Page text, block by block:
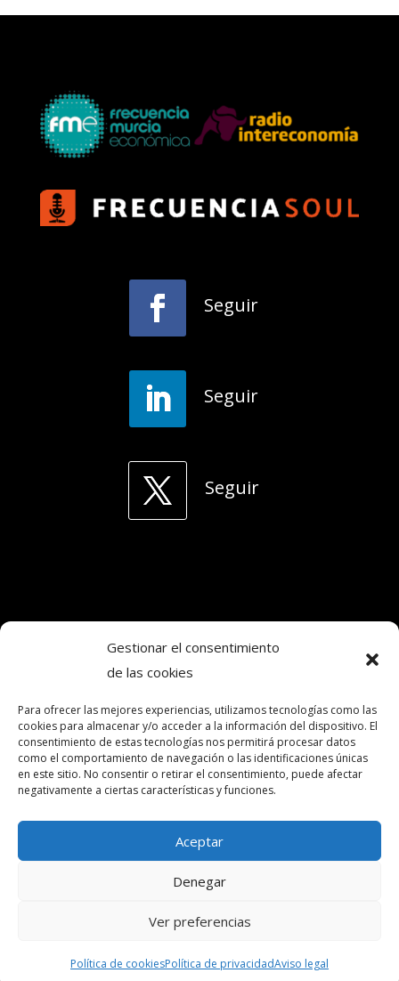
Gestionar el consentimiento
de las cookies
Para ofrecer las mejores experiencias, utilizamos tecnologías como las
cookies para almacenar y/o acceder a la información del dispositivo. El
consentimiento de estas tecnologías nos permitirá procesar datos
como el comportamiento de navegación o las identificaciones únicas
en este sitio. No consentir o retirar el consentimiento, puede afectar
negativamente a ciertas características y funciones.
Aceptar
Denegar
Ver preferencias
Política de cookiesPolítica de privacidadAviso legal
Seguir
Seguir
Seguir
Copyright © 2024. Todos los derechos
reservados.Frecuencia Murcia Económica.
intereconomia@frecuenciamurcia.es
Política de privacidad
Política de cookies (UE)
Contactar